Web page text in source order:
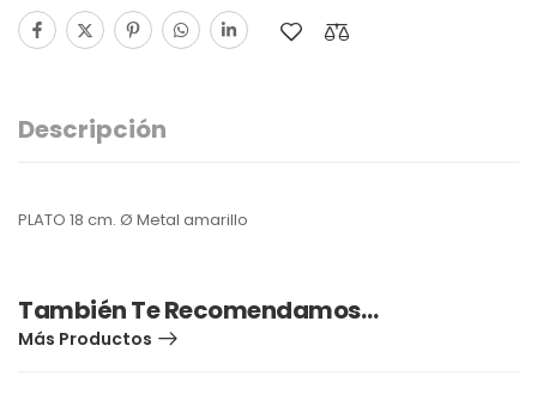
Descripción
PLATO 18 cm. Ø Metal amarillo
También Te Recomendamos…
Más Productos